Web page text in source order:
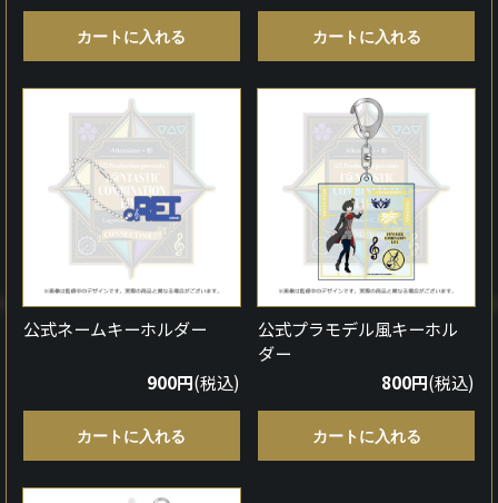
カートに入れる カートに入れる
公式ネームキーホルダー
900円(税込)
カートに入れる
公式プラモデル風キーホル
ダー
800円(税込)
カートに入れる